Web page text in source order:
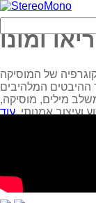
ומונו
של המוסיקה
המלהיבים
מילים, מוסיקה,
ועיצוב אמנותי.